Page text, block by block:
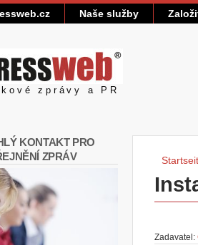
Naše služby
zprávy a PR
Sie
Zadavatel:
KONTAKT PRO
ZPRÁV